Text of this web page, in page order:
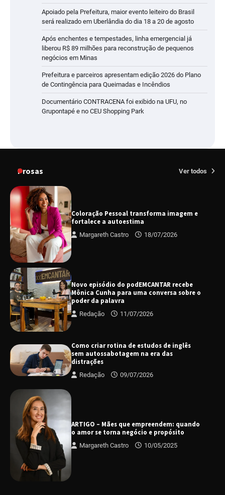
Apoiado pela Prefeitura, maior evento leiteiro do Brasil
será realizado em Uberlândia do dia 18 a 20 de agosto
Após enchentes e tempestades, linha emergencial já
liberou R$ 89 milhões para reconstrução de pequenos
negócios em Minas
Prefeitura e parceiros apresentam edição 2026 do Plano
de Contingência para Queimadas e Incêndios
Documentário CONTRACENA foi exibido na UFU, no
Grupontapé e no CEU Shopping Park
Prosas Ver todos
Coloração Pessoal transforma imagem e
fortalece a autoestima
Margareth Castro 18/07/2026
Novo episódio do podEMCANTAR recebe
Mônica Cunha para uma conversa sobre o
poder da palavra
Redação 11/07/2026
Como criar rotina de estudos de inglês
sem autossabotagem na era das
distrações
Redação 09/07/2026
ARTIGO – Mães que empreendem: quando
o amor se torna negócio e propósito
Margareth Castro 10/05/2025